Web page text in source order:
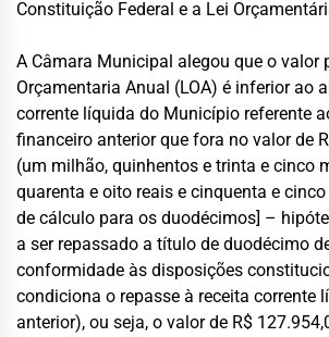
Constituição Federal e a Lei
A Câmara Municipal alegou que o valor
Orçamentaria Anual (LOA) é inferior ao
corrente líquida do Município referente
financeiro anterior que fora no valor de
(um milhão, quinhentos e trinta e cinco
quarenta e oito reais e cinquenta e
de cálculo para os duodécimos] –
a ser repassado a título de duodécimo
conformidade às disposições
condiciona o repasse à receita corrente
anterior), ou seja, o valor de R$